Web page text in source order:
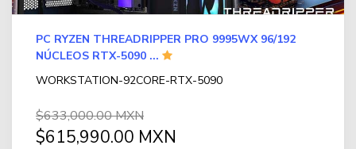
PC RYZEN THREADRIPPER PRO 9995WX 96/192
NÚCLEOS RTX-5090 ...
WORKSTATION-92CORE-RTX-5090
$633,000.00 MXN
$615,990.00 MXN